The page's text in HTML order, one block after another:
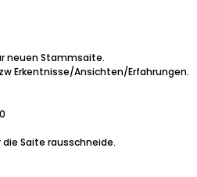
neuen Stammsaite.
Erkentnisse/Ansichten/Erfahrungen.
Saite rausschneide.